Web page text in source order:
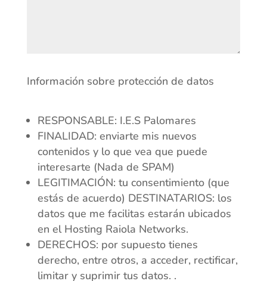
Información sobre protección de datos
RESPONSABLE: I.E.S Palomares
FINALIDAD: enviarte mis nuevos
contenidos y lo que vea que puede
interesarte (Nada de SPAM)
LEGITIMACIÓN: tu consentimiento (que
estás de acuerdo) DESTINATARIOS: los
datos que me facilitas estarán ubicados
en el Hosting Raiola Networks.
DERECHOS: por supuesto tienes
derecho, entre otros, a acceder, rectificar,
limitar y suprimir tus datos. .